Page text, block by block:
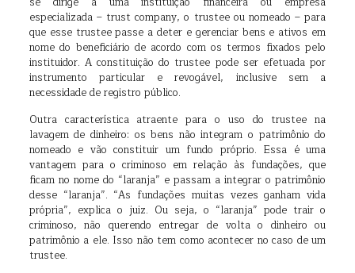
especializada – trust company, o trustee ou nomeado – para
que esse trustee passe a deter e gerenciar bens e ativos em
nome do beneficiário de acordo com os termos fixados pelo
instituidor. A constituição do trustee pode ser efetuada por
instrumento particular e revogável, inclusive sem a
necessidade de registro público.
Outra característica atraente para o uso do trustee na
lavagem de dinheiro: os bens não integram o patrimônio do
nomeado e vão constituir um fundo próprio. Essa é uma
vantagem para o criminoso em relação às fundações, que
ficam no nome do “laranja” e passam a integrar o patrimônio
desse “laranja”. “As fundações muitas vezes ganham vida
própria”, explica o juiz. Ou seja, o “laranja” pode trair o
criminoso, não querendo entregar de volta o dinheiro ou
patrimônio a ele. Isso não tem como acontecer no caso de um
trustee.